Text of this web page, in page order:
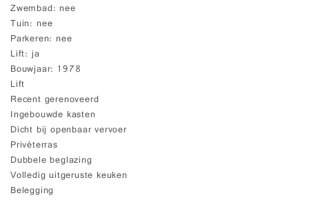
Zwembad nee
Tuin nee
Parkeren nee
Lift ja
Bouwjaar 1978
Lift
Recent gerenoveerd
Ingebouwde kasten
Dicht bij openbaar vervoer
Privéterras
Dubbele beglazing
Volledig uitgeruste keuken
Belegging